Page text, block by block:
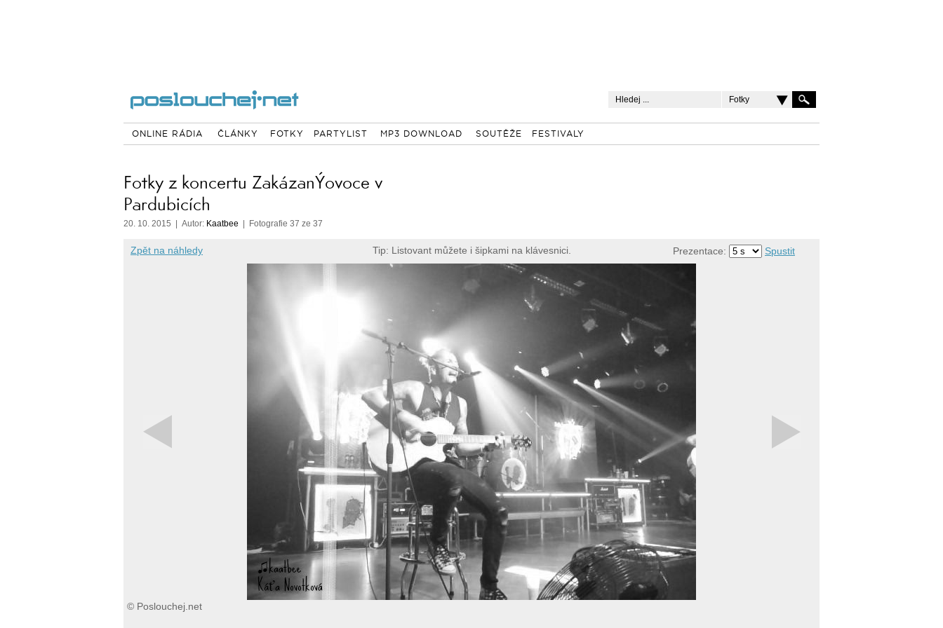
Fotky
ONLINE RÁDIA ČLÁNKY FOTKY PARTYLIST MP3 DOWNLOAD SOUTĚŽE FESTIVALY
Fotky z koncertu ZakázanÝovoce v
Pardubicích
20. 10. 2015 | Autor: Kaatbee | Fotografie 37 ze 37
Zpět na náhledy Tip: Listovant můžete i šipkami na klávesnici. Prezentace: Spustit
© Poslouchej.net